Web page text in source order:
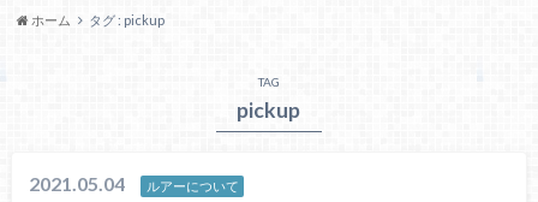
ホーム タグ : pickup
TAG
pickup
2021.05.04 ルアーについて